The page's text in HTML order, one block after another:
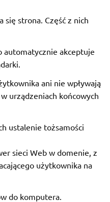
strona. Część z nich
automatycznie akceptuje
ani nie wpływają
urządzeniach końcowych
ustalenie tożsamości
sieci Web w domenie, z
użytkownika na
do komputera.